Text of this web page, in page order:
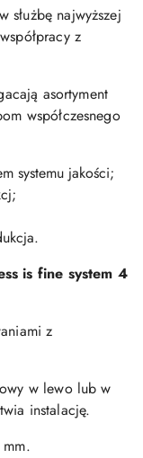
służbę najwyższej
z
asortyment
współczesnego
systemu jakości;
is fine system 4
z
w lewo lub w
instalację.